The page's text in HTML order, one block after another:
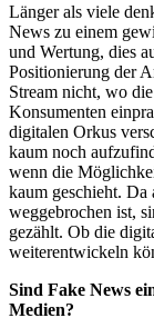
Länger als viele
News zu einem
und Wertung, dies
Positionierung der
Stream nicht, wo
Konsumenten
digitalen Orkus
kaum noch
wenn die
kaum geschieht. Da
weggebrochen ist,
gezählt. Ob die
weiterentwickeln
Sind Fake News
Medien?